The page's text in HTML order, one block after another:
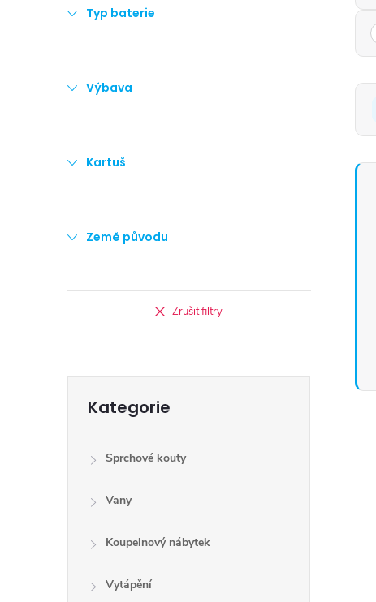
Typ baterie
Výbava
Kartuš
Země původu
Zrušit filtry
kategorie
Kategorie
Sprchové kouty
Vany
Koupelnový nábytek
Vytápění